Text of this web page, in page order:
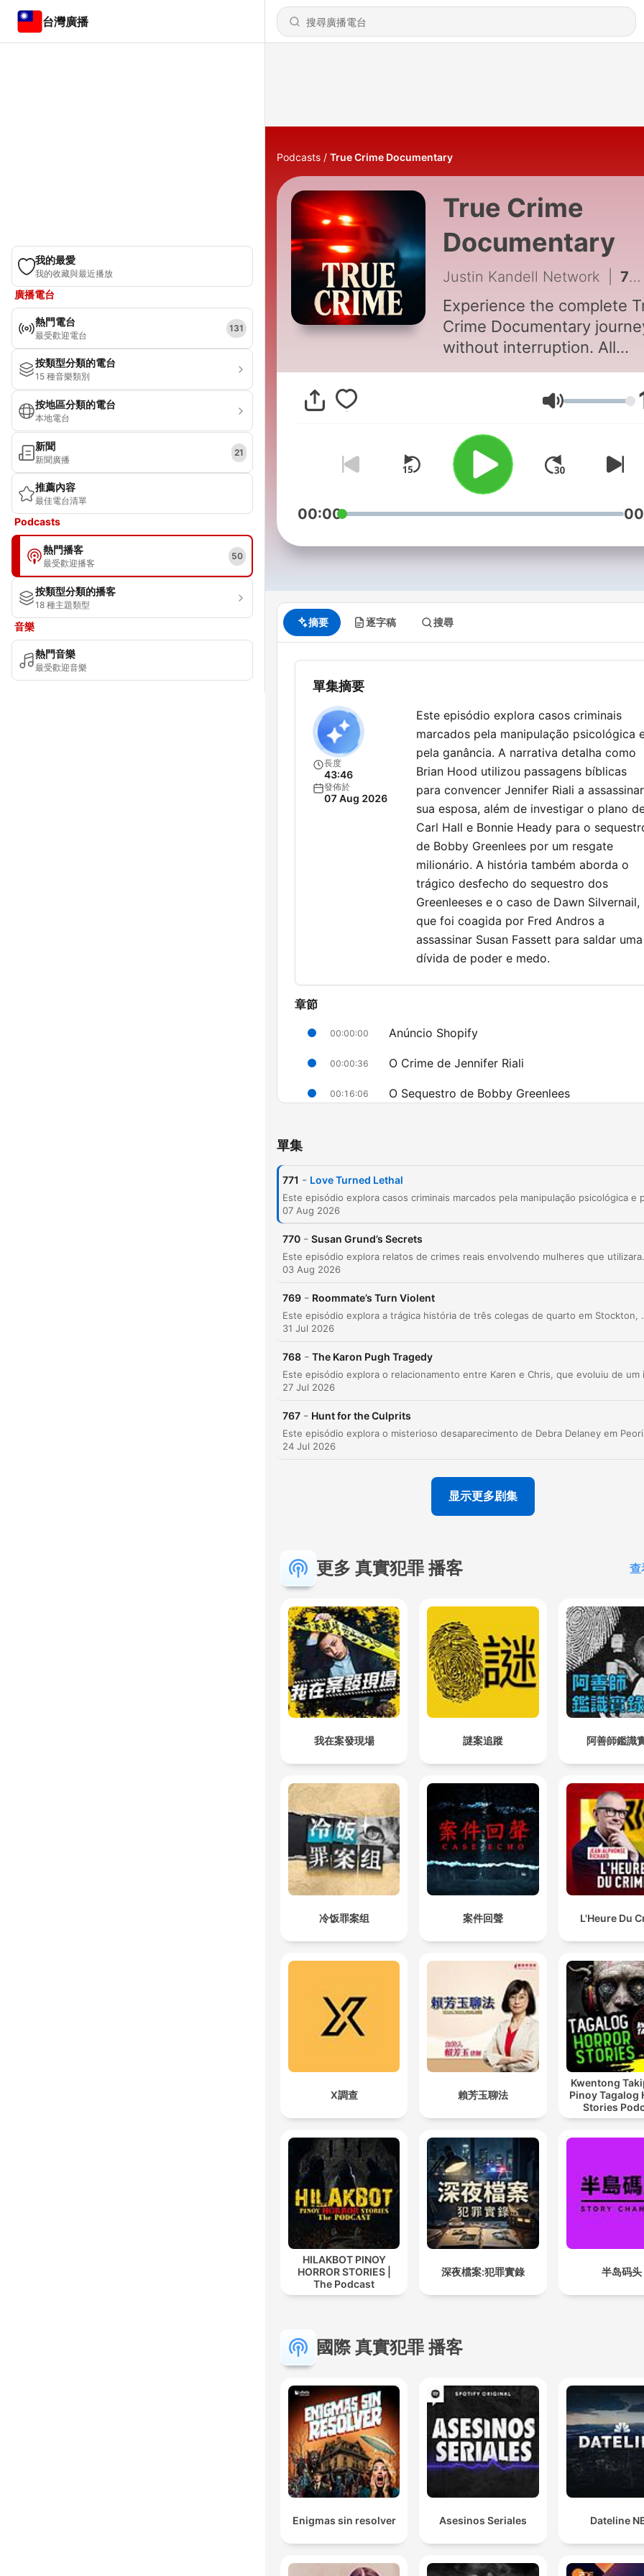
台灣廣播
我的最愛
我的收藏與最近播放
廣播電台
熱門電台
最受歡迎電台
131
按類型分類的電台
15 種音樂類別
按地區分類的電台
本地電台
新聞
新聞廣播
21
推薦內容
最佳電台清單
Podcasts
熱門播客
最受歡迎播客
50
按類型分類的播客
18 種主題類型
音樂
熱門音樂
最受歡迎音樂
Podcasts True Crime Documentary
True Crime
Documentary
Justin Kandell Network 771 - Love Turned Lethal
Experience the complete
Crime Documentary
without interruption. All
advertisements are
strategically placed only at
beginning of each episode,
ensuring you can immerse
yourself fully in every
investigation, every
and every emotional
without advertising cuts
crime storytelling. We
experience above all else.
the shadows where criminal
minds orchestrate their
darkest deeds, True Crime
through every corner of
consciousness. This isn't
another true crime
it's a forensic science
expedition into the
serial killers, unsolved
mysteries, and the haunting
crime scenes that transform
ordinary communities into
epicenters of horror. Each
episode dissolves the
between listener and
pursued shadows, or the
shrouded hills of San
mysteries continue to
life into cold cases through
precision that would make
recognition. The criminal
monsters from tabloid
where mental health
of abuse creates ripple
that echo through
From the corporate
Brian Thompson navigated
high-stakes decisions, to
revealed the troubled
of individuals like Luigi
Mangione, we examine
modern society's pressure
cooker environment can
transform ordinary people
subjects of true crime
investigation. But what
awakens the deepest
isn't just the crime
the contradiction that lives
within us all. Why do we
ourselves drawn to these
stories of murder and
homicide? What is it about
hearts race while our
recoil? True Crime
Documentary reveals
internal contradictions,
exploring how our
with horror serves as both
entertainment and a form
social justice—a way to
victims while
the systems that failed
Our investigation
flows like the best true
documentaries, weaving
together multiple
the detectives who walked
health professionals who
minds, and the
forever changed by these
of violence. We don't just
you what happened—we
you how it continues to
resonate through time,
each unsolved mystery
音量
00:00
摘要 逐字稿 搜尋
單集摘要
長度
43:46
發佈於
07 Aug 2026
Este episódio explora casos criminais
marcados pela manipulação psicológica
pela ganância. A narrativa detalha como
Brian Hood utilizou passagens bíblicas
para convencer Jennifer Riali a assassinar
sua esposa, além de investigar o plano
Carl Hall e Bonnie Heady para o
de Bobby Greenlees por um resgate
milionário. A história também aborda o
trágico desfecho do sequestro dos
Greenleeses e o caso de Dawn Silvernail,
que foi coagida por Fred Andros a
assassinar Susan Fassett para saldar uma
dívida de poder e medo.
章節
00:00:00 Anúncio Shopify
00:00:36 O Crime de Jennifer Riali
00:16:06 O Sequestro de Bobby Greenlees
精彩亮點
Part of the way that he convinced her was to use
Bible passages to convince her that it was God's will
of her suffering.
00:07:54 · O narrador explica como Brian Hood utilizou
assassinato.
persuasão.
00:15:18 · O narrador conclui que a manipulação psicológica e
Robert Greenlees and his wife were willing to give
along with everything.
A bullet went right through Bobby's brain, splattering
blood and brain tissue all over him.
00:26:25 · O texto descreve o momento violento e trágico da
morte da criança durante a tentativa de resgate.
From the very first time Dawn was corrupted by him,
entre Fred e Dawn a deixou vulnerável ao controle dele.
單集
771 - Love Turned Lethal
07 Aug 2026
770 - Susan Grund’s Secrets
Este episódio explora relatos de crimes reais envolvendo mulheres que utilizaram
03 Aug 2026
769 - Roommate’s Turn Violent
Este episódio explora a trágica história de três colegas de quarto em Stockton, Califórnia, e o brutal assassinato de
31 Jul 2026
768 - The Karon Pugh Tragedy
27 Jul 2026
767 - Hunt for the Culprits
24 Jul 2026
显示更多剧集
更多 真實犯罪 播客 查
我在案發現場 謎案追蹤 阿善師鑑識
冷饭罪案组 案件回聲 L'Heure Du
X調查 賴芳玉聊法
Kwentong
Pinoy Tagalog
Stories
HILAKBOT PINOY
HORROR STORIES |
The Podcast
深夜檔案:犯罪實錄 半岛码头
國際 真實犯罪 播客
Enigmas sin resolver Asesinos Seriales Dateline